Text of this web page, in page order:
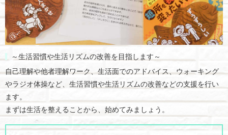
～生活習慣や生活リズムの改善を目指します～
自己理解や他者理解ワーク、生活面でのアドバイス、ウォーキング
やラジオ体操など、生活習慣や生活リズムの改善などの支援を行い
ます。
まずは生活を整えることから、始めてみましょう。